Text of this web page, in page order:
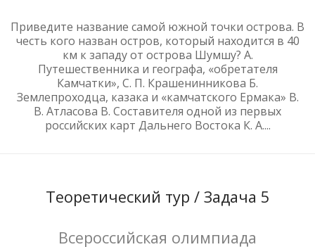
Приведите название самой южной точки острова. В
честь кого назван остров, который находится в 40
км к западу от острова Шумшу? А.
Путешественника и географа, «обретателя
Камчатки», С. П. Крашенинникова Б.
Землепроходца, казака и «камчатского Ермака» В.
В. Атласова В. Составителя одной из первых
российских карт Дальнего Востока К. А....
Теоретический тур / Задача 5
Всероссийская олимпиада